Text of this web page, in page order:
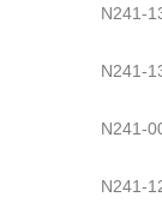
N241-
N241-
N241-
N241-